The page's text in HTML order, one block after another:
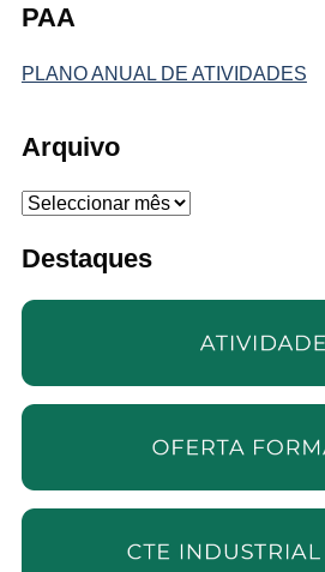
PAA
PLANO ANUAL DE ATIVIDADES
Arquivo
Arquivo
Destaques